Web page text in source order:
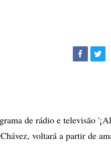
de rádio e televisão
voltará a partir de